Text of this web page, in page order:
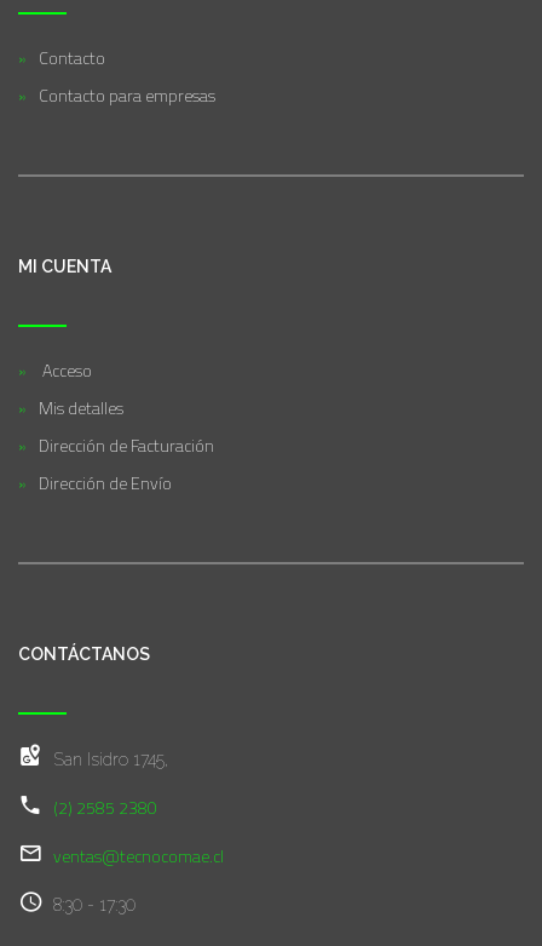
Contacto
Contacto para empresas
MI CUENTA
Acceso
Mis detalles
Dirección de Facturación
Dirección de Envío
CONTÁCTANOS
San Isidro 1745,
(2) 2585 2380
ventas@tecnocomae.cl
8:30 - 17:30